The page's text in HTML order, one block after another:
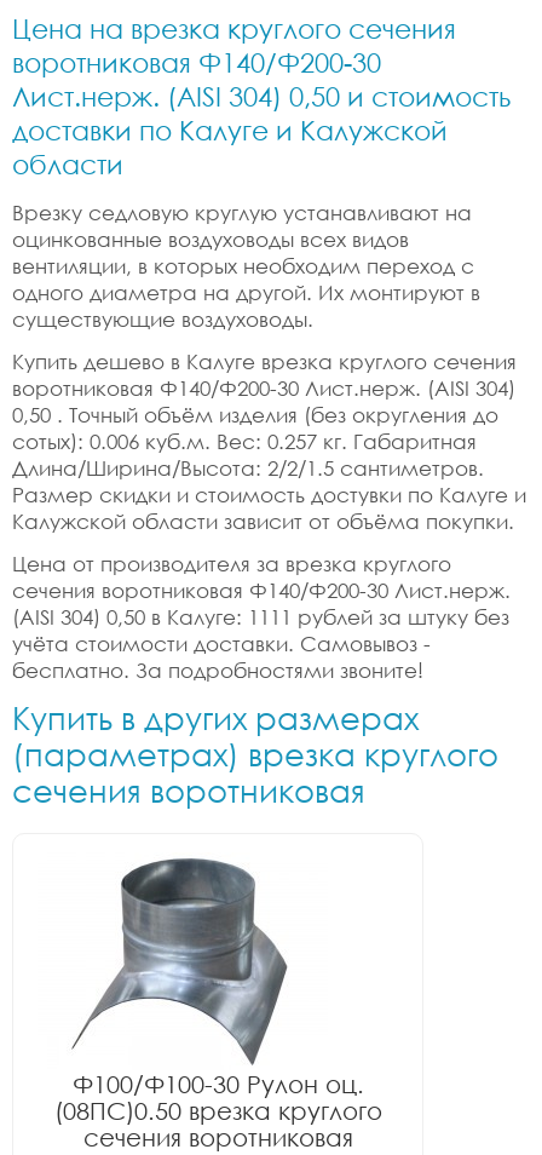
Цена на врезка круглого сечения
воротниковая Ф140/Ф200-30
Лист.нерж. (AISI 304) 0,50 и стоимость
доставки по Калуге и Калужской
области
Врезку седловую круглую устанавливают на
оцинкованные воздуховоды всех видов
вентиляции, в которых необходим переход с
одного диаметра на другой. Их монтируют в
существующие воздуховоды.
Купить дешево в Калуге врезка круглого сечения
воротниковая Ф140/Ф200-30 Лист.нерж. (AISI 304)
0,50 . Точный объём изделия (без округления до
сотых): 0.006 куб.м. Вес: 0.257 кг. Габаритная
Длина/Ширина/Высота: 2/2/1.5 сантиметров.
Размер скидки и стоимость достувки по Калуге и
Калужской области зависит от объёма покупки.
Цена от производителя за врезка круглого
сечения воротниковая Ф140/Ф200-30 Лист.нерж.
(AISI 304) 0,50 в Калуге: 1111 рублей за штуку без
учёта стоимости доставки. Самовывоз -
бесплатно. За подробностями звоните!
Купить в других размерах
(параметрах) врезка круглого
сечения воротниковая
Ф100/Ф100-30 Рулон оц.
(08ПС)0.50 врезка круглого
сечения воротниковая